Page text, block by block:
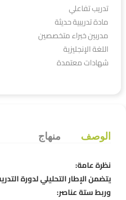
تدريب تفاعلي
مادة تدريبية حديثة
مدربين خبراء متخصصين
اللغة الإنجليزية
شهادات معتمدة
الوصف منهاج
نظرة عامة:
يتضمن الإطار التحليلي لدورة
وربط ستة عناصر: